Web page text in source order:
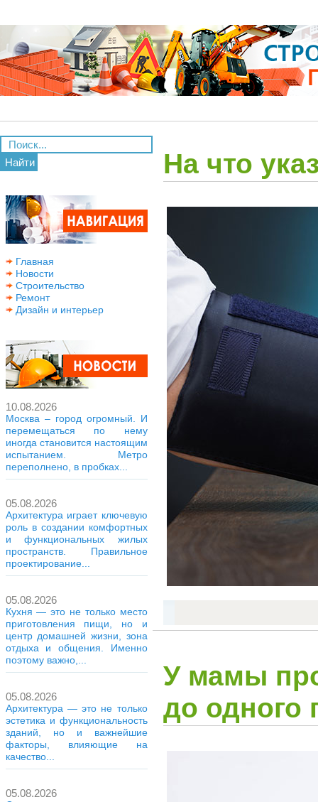
Найти
Главная
Новости
Строительство
Ремонт
Дизайн и интерьер
10.08.2026
Москва – город огромный. И
перемещаться по нему
иногда становится настоящим
испытанием. Метро
переполнено, в пробках...
05.08.2026
Архитектура играет ключевую
роль в создании комфортных
и функциональных жилых
пространств. Правильное
проектирование...
05.08.2026
Кухня — это не только место
приготовления пищи, но и
центр домашней жизни, зона
отдыха и общения. Именно
поэтому важно,...
05.08.2026
Архитектура — это не только
эстетика и функциональность
зданий, но и важнейшие
факторы, влияющие на
качество...
05.08.2026
На что
У мамы
до одного